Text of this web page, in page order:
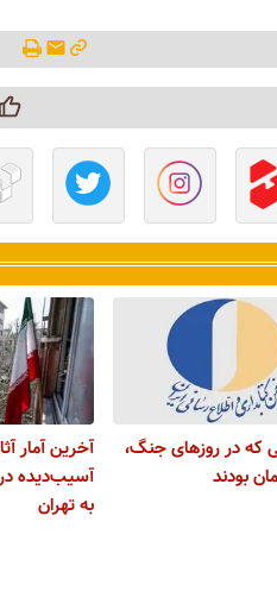
که در روزهای جنگ،
بودند
آخرین آمار
آسیب‌دیده
به تهران